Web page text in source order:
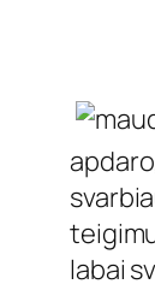
labai